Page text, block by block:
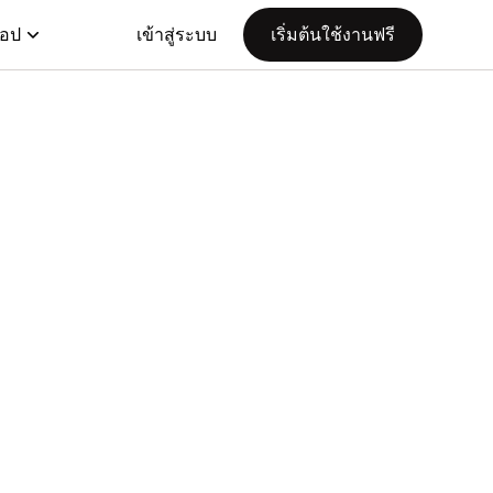
ป เข้าสู่ระบบ เริ่มต้นใช้งานฟรี